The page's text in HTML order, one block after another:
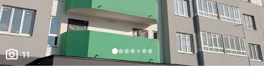
11